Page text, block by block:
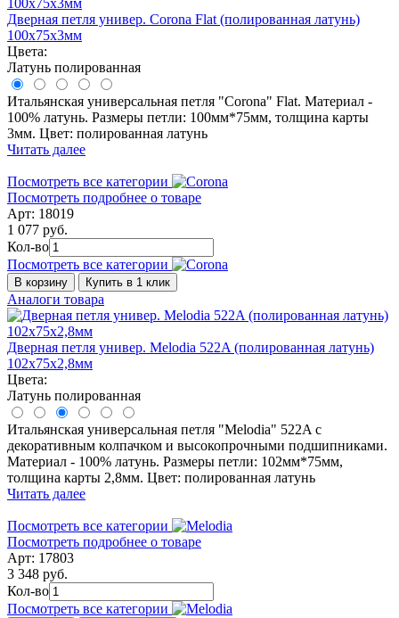
Дверная петля универ. Corona Flat (полированная латунь)
100x75x3мм
Цвета:
Латунь полированная
Итальянская универсальная петля "Corona" Flat. Материал -
100% латунь. Размеры петли: 100мм*75мм, толщина карты
3мм. Цвет: полированная латунь
Читать далее
Посмотреть все категории
Посмотреть подробнее о товаре
Арт: 18019
1 077 руб.
Кол-во
Посмотреть все категории
В корзину Купить в 1 клик
Аналоги товара
Дверная петля универ. Melodia 522A (полированная латунь)
102x75x2,8мм
Цвета:
Латунь полированная
Итальянская универсальная петля "Melodia" 522A с
декоративным колпачком и высокопрочными подшипниками.
Материал - 100% латунь. Размеры петли: 102мм*75мм,
толщина карты 2,8мм. Цвет: полированная латунь
Читать далее
Посмотреть все категории
Посмотреть подробнее о товаре
Арт: 17803
3 348 руб.
Кол-во
Посмотреть все категории